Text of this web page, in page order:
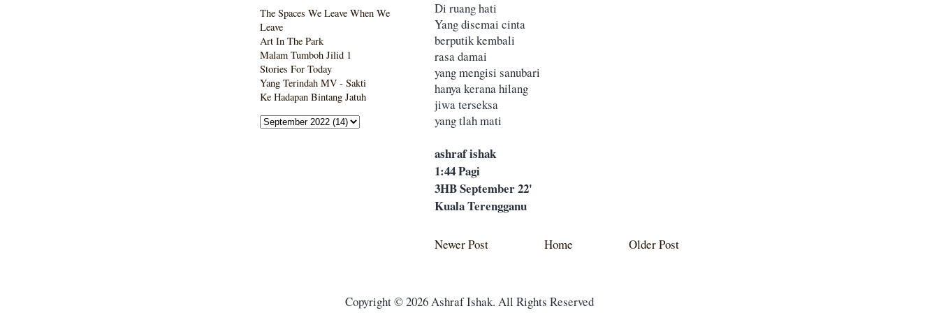
The Spaces We Leave When We
Leave
Art In The Park
Malam Tumboh Jilid 1
Stories For Today
Yang Terindah MV - Sakti
Ke Hadapan Bintang Jatuh
Di ruang hati
Yang disemai cinta
berputik kembali
rasa damai
yang mengisi sanubari
hanya kerana hilang
jiwa terseksa
yang tlah mati
ashraf ishak
1:44 Pagi
3HB September 22'
Kuala Terengganu
Newer Post Older Post
Home
Copyright © 2026 Ashraf Ishak. All Rights Reserved